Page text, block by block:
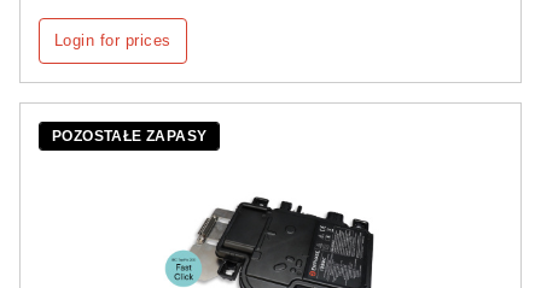
Login for prices
POZOSTAŁE ZAPASY